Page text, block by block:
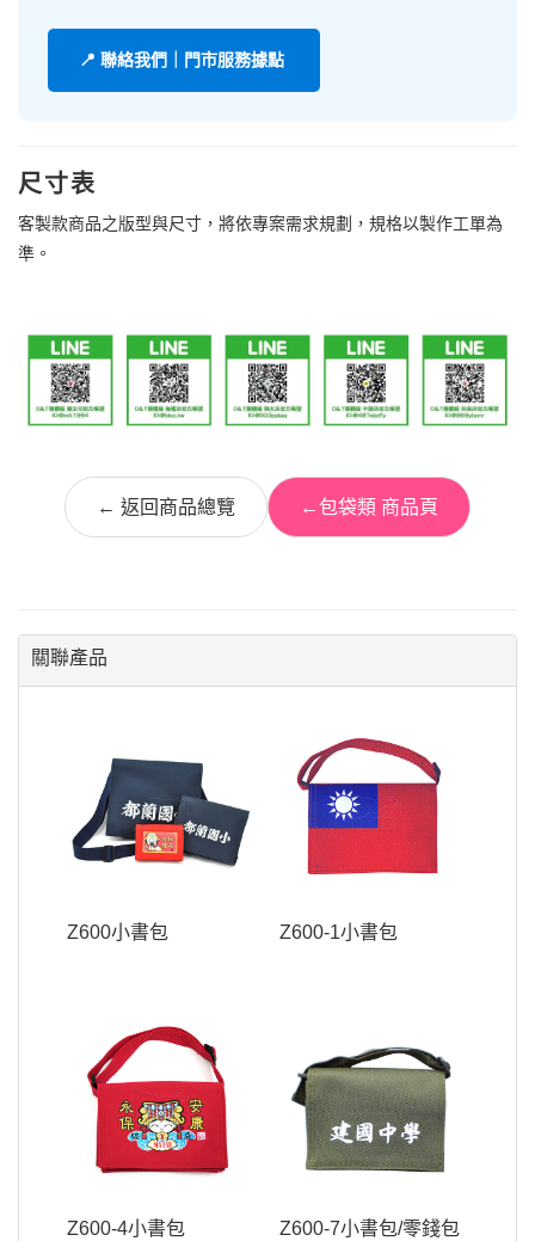
📍 聯絡我們｜門市服務據點
尺寸表
客製款商品之版型與尺寸，將依專案需求規劃，規格以製作工單為
準。
← 返回商品總覽 ←包袋類 商品頁
關聯產品
Z600小書包 Z600-1小書包
Z600-4小書包 Z600-7小書包/零錢包